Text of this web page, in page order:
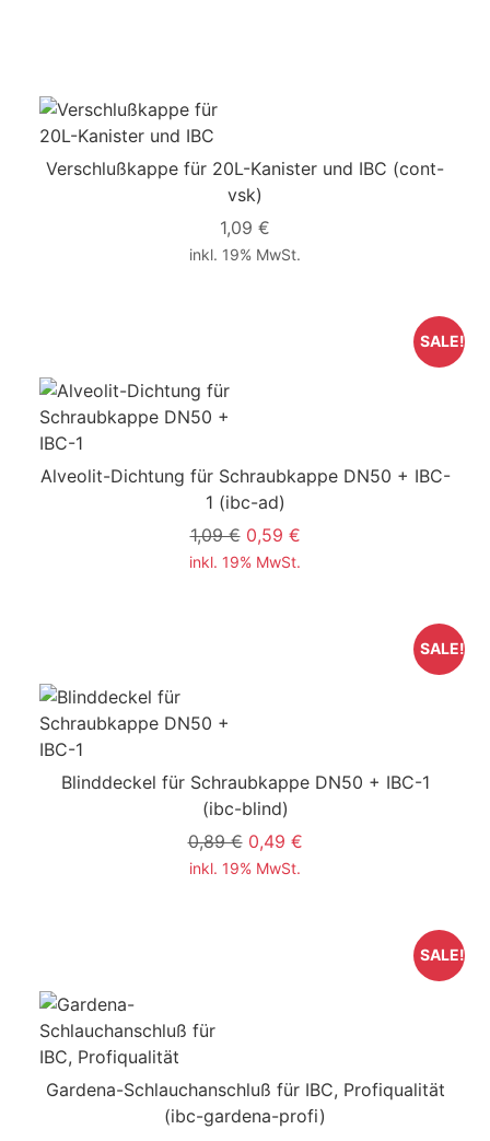
Verschlußkappe für 20L-Kanister und IBC (cont-
vsk)
1,09 €
inkl. 19% MwSt.
Alveolit-Dichtung für Schraubkappe DN50 + IBC-
1 (ibc-ad)
1,09 € 0,59 €
inkl. 19% MwSt.
SALE!
Blinddeckel für Schraubkappe DN50 + IBC-1
(ibc-blind)
0,89 € 0,49 €
inkl. 19% MwSt.
SALE!
Gardena-Schlauchanschluß für IBC, Profiqualität
(ibc-gardena-profi)
SALE!